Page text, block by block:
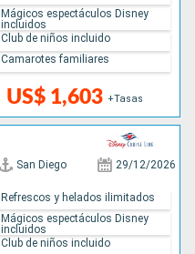
US$ 1,603 +Tasas
Mágicos espectáculos Disney
incluidos
Club de niños incluido
Camarotes familiares
San Diego 29/12/2026
Refrescos y helados ilimitados
Mágicos espectáculos Disney
incluidos
Club de niños incluido